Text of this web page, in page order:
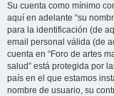
Su cuenta como mínimo
aquí en adelante “su
para la identificación (de
email personal válida (de
cuenta en “Foro de artes
salud” está protegida por
país en el que estamos
nombre de usuario, su